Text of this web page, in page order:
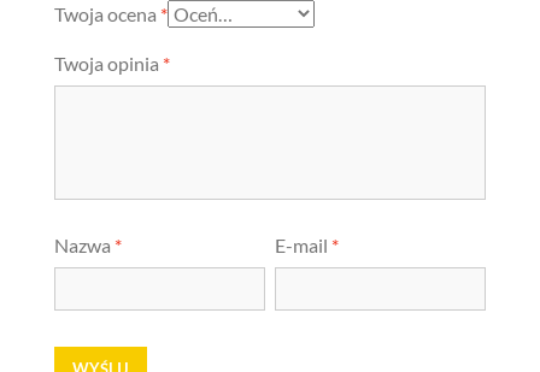
Twoja ocena *
Twoja opinia *
Nazwa * E-mail *